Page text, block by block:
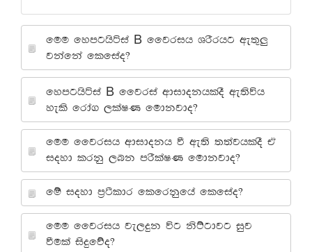
fuu fymghsáia B ffjrih YrSrhg we;=¨
jkafka flfiao@
fymghsáia B ffjria wdidokhloS we;súh
yels frda. ,laIK fudkjdo@
fuu ffjrih wdidokh ù we;s ;;ajhloS tA
ioyd lrkq ,nk mrSlaIK fudkjdo@
fï ioyd m%:sldr flfrkqfha flfiao@
fuu ffjrih je,ÿk úg ksÜgdjg iqj
ùula isÿfõo@